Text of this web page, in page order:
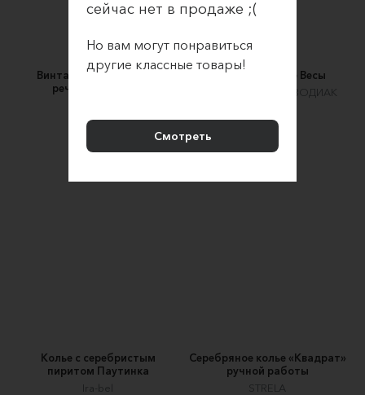
Винтажный браслет из
речного жемчуга
5990 ₽
Колье Созвездие Весы
ZODIAC BRASLET | ЗОДИАК
3900 ₽
Колье с серебристым
пиритом Паутинка
Ira-bel
Серебряное колье «Квадрат»
ручной работы
STRELA
сейчас нет в продаже ;(
Но вам могут понравиться
другие классные товары!
Смотреть